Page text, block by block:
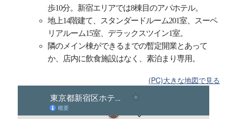
歩10分。新宿エリアでは8棟目のアパホテル。
地上14階建て、スタンダードルーム201室、スーペ
リアルーム15室、デラックスツイン1室。
隣のメイン棟ができるまでの暫定開業とあって
か、店内に飲食施設はなく、素泊まり専用。
(PC)大きな地図で見る